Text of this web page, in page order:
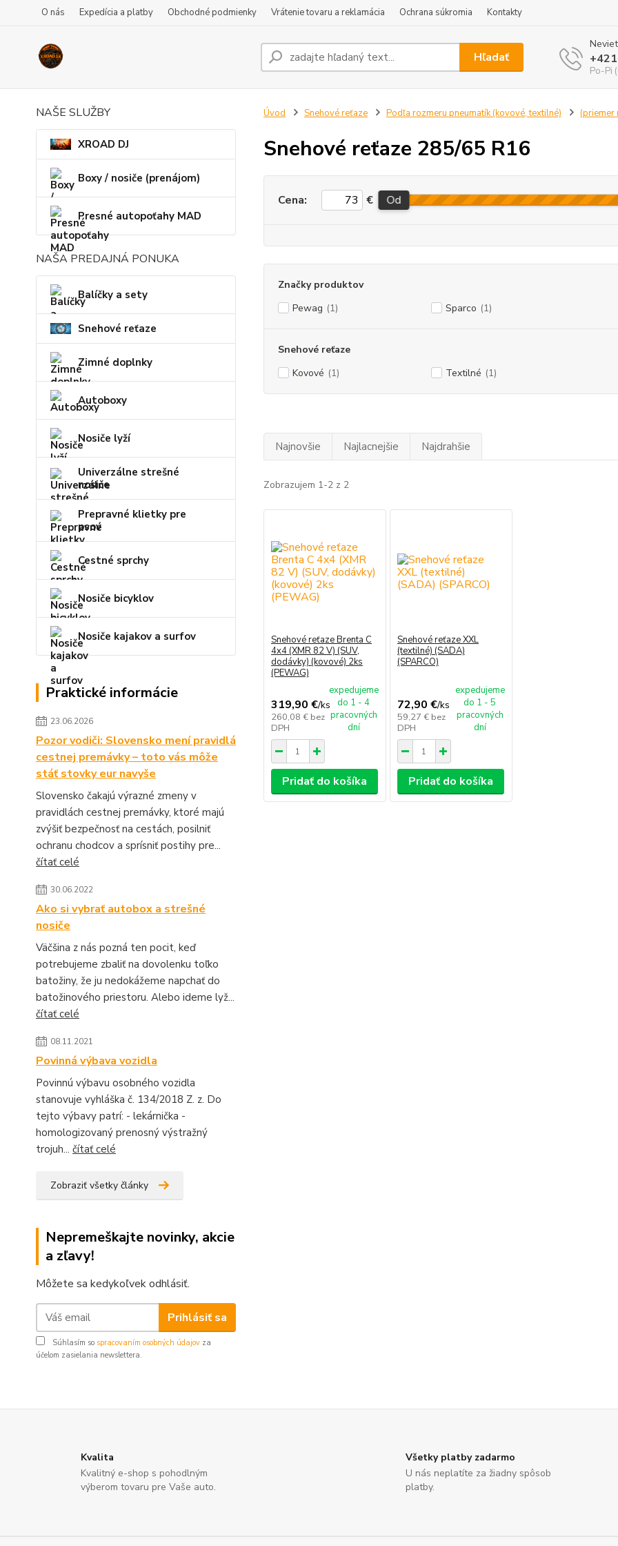
O nás Expedícia a platby Obchodné podmienky Vrátenie tovaru a reklamácia Ochrana súkromia Kontakty
Hľadať
Po-Pi
NAŠE SLUŽBY
XROAD DJ
Boxy / nosiče (prenájom)
Presné autopoťahy MAD
NAŠA PREDAJNÁ PONUKA
Balíčky a sety
Snehové reťaze
Zimné doplnky
Autoboxy
Nosiče lyží
Univerzálne strešné
nosiče
Prepravné klietky pre
psov
Cestné sprchy
Nosiče bicyklov
Nosiče kajakov a surfov
Praktické informácie
23.06.2026
Pozor vodiči: Slovensko mení pravidlá
cestnej premávky – toto vás môže
stáť stovky eur navyše
Slovensko čakajú výrazné zmeny v
pravidlách cestnej premávky, ktoré majú
zvýšiť bezpečnosť na cestách, posilniť
ochranu chodcov a sprísniť postihy pre...
čítať celé
30.06.2022
Ako si vybrať autobox a strešné
nosiče
Väčšina z nás pozná ten pocit, keď
potrebujeme zbaliť na dovolenku toľko
batožiny, že ju nedokážeme napchať do
batožinového priestoru. Alebo ideme lyž...
čítať celé
08.11.2021
Povinná výbava vozidla
Povinnú výbavu osobného vozidla
stanovuje vyhláška č. 134/2018 Z. z. Do
tejto výbavy patrí: - lekárnička -
homologizovaný prenosný výstražný
trojuh... čítať celé
Zobraziť všetky články
Nepremeškajte novinky, akcie
a zľavy!
Môžete sa kedykoľvek odhlásiť.
Prihlásiť sa
Súhlasím so spracovaním osobných údajov za
účelom zasielania newslettera.
Úvod Snehové reťaze Podľa rozmeru pneumatík (kovové, textilné) (priemer
Snehové reťaze 285/65 R16
Cena: € Od
Značky produktov
Pewag (1) Sparco (1)
Snehové reťaze
Kovové (1) Textilné (1)
Najnovšie Najlacnejšie Najdrahšie
Zobrazujem 1-2 z 2
Snehové reťaze Brenta C
4x4 (XMR 82 V) (SUV,
dodávky) (kovové) 2ks
(PEWAG)
319,90 €/ks
260,08 € bez
DPH
expedujeme
do 1 - 4
pracovných
dní
Pridať do košíka
Snehové reťaze XXL
(textilné) (SADA)
(SPARCO)
72,90 €/ks
59,27 € bez
DPH
expedujeme
do 1 - 5
pracovných
dní
Pridať do košíka
Kvalita
Kvalitný e-shop s pohodlným
výberom tovaru pre Vaše auto.
Všetky platby zadarmo
U nás neplatíte za žiadny spôsob
platby.